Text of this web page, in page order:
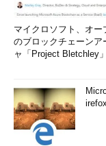
マイクロソフト、オー
のブロックチェーンア
ャ「Project Bletchley